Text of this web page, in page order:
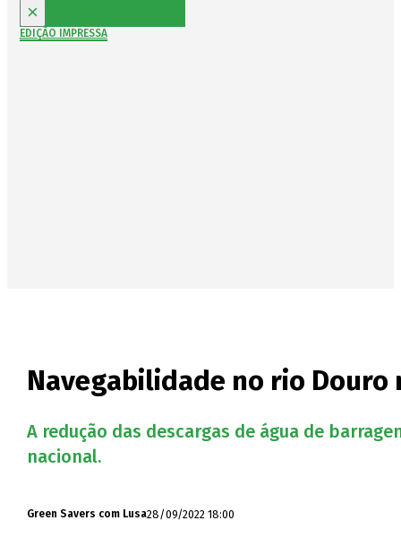
×
EDIÇÃO IMPRESSA
Navegabilidade no rio Douro
A redução das descargas de água de
nacional.
Green Savers com Lusa28/09/2022 18:00